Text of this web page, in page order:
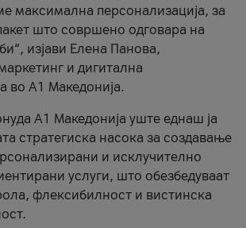
максимална персонализација, за
што совршено одговара на
изјави Елена Панова,
и дигитална
во А1 Македонија.
А1 Македонија уште еднаш ја
стратегиска насока за создавање
и исклучително
услуги, што обезбедуваат
флексибилност и вистинска